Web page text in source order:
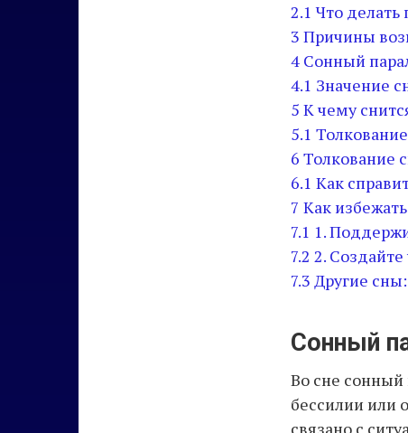
2.1 Что делать
3 Причины
4 Сонный
4.1 Значение
5 К чему
5.1
6 Толкование
6.1 Как
7 Как
7.1 1.
7.2 2.
7.3 Другие сны:
Сонный
Во сне
бессилии или
связано с